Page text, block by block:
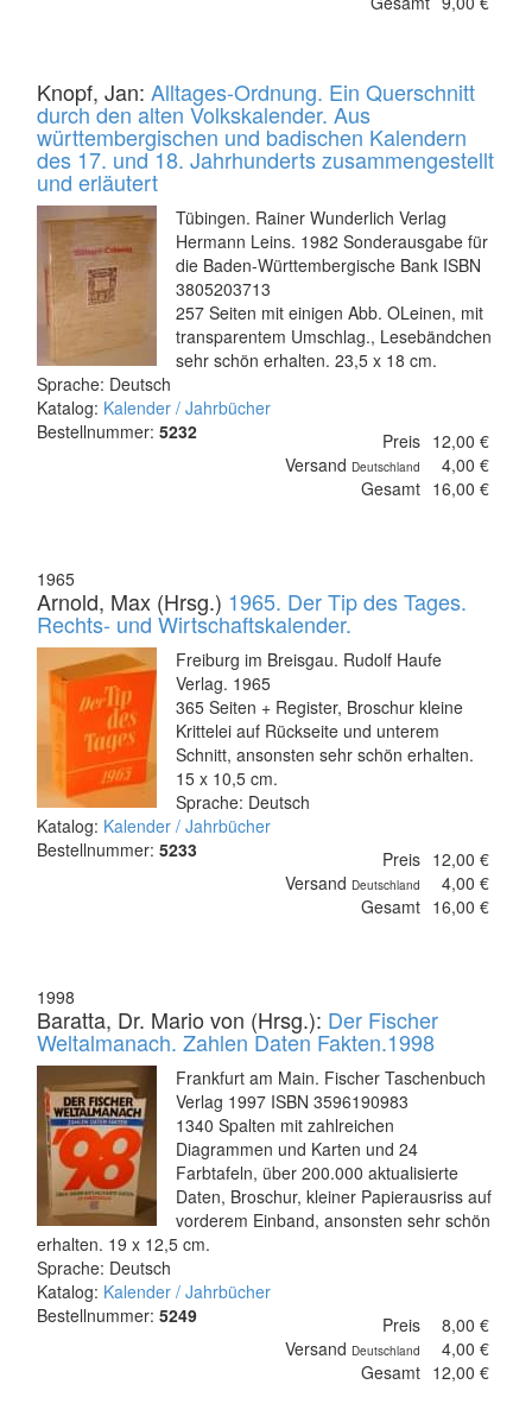
Knopf, Jan: Alltages-Ordnung. Ein Querschnitt
durch den alten Volkskalender. Aus
württembergischen und badischen Kalendern
des 17. und 18. Jahrhunderts zusammengestellt
und erläutert
Tübingen. Rainer Wunderlich Verlag
Hermann Leins. 1982 Sonderausgabe für
die Baden-Württembergische Bank ISBN
3805203713
257 Seiten mit einigen Abb. OLeinen, mit
transparentem Umschlag., Lesebändchen
sehr schön erhalten. 23,5 x 18 cm.
Sprache: Deutsch
Katalog: Kalender / Jahrbücher
Bestellnummer: 5232 Preis 12,00 €
Versand Deutschland
4,00 €
Gesamt 16,00 €
1965
Arnold, Max (Hrsg.) 1965. Der Tip des Tages.
Rechts- und Wirtschaftskalender.
Freiburg im Breisgau. Rudolf Haufe
Verlag. 1965
365 Seiten + Register, Broschur kleine
Krittelei auf Rückseite und unterem
Schnitt, ansonsten sehr schön erhalten.
15 x 10,5 cm.
Sprache: Deutsch
Katalog: Kalender / Jahrbücher
Bestellnummer: 5233 Preis 12,00 €
Versand Deutschland
4,00 €
Gesamt 16,00 €
1998
Baratta, Dr. Mario von (Hrsg.): Der Fischer
Weltalmanach. Zahlen Daten Fakten.1998
Frankfurt am Main. Fischer Taschenbuch
Verlag 1997 ISBN 3596190983
1340 Spalten mit zahlreichen
Diagrammen und Karten und 24
Farbtafeln, über 200.000 aktualisierte
Daten, Broschur, kleiner Papierausriss auf
vorderem Einband, ansonsten sehr schön
erhalten. 19 x 12,5 cm.
Sprache: Deutsch
Katalog: Kalender / Jahrbücher
Bestellnummer: 5249 Preis
8,00 €
Versand Deutschland
4,00 €
Gesamt 12,00 €